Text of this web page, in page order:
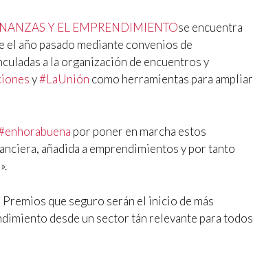
Y EL EMPRENDIMIENTOse encuentra
año pasado mediante convenios de
a la organización de encuentros y
y#LaUnión como herramientas para ampliar
enhorabuena por poner en marcha estos
añadida a emprendimientos y por tanto
que seguro serán el inicio de más
desde un sector tán relevante para todos